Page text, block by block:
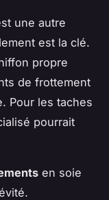
une autre
est la clé.
propre
de frottement
Pour les taches
pourrait
en soie